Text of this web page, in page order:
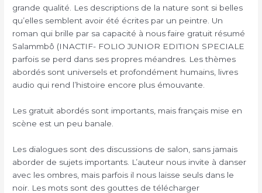
grande qualité. Les descriptions de la nature sont si belles
qu’elles semblent avoir été écrites par un peintre. Un
roman qui brille par sa capacité à nous faire gratuit résumé
Salammbô (INACTIF- FOLIO JUNIOR EDITION SPECIALE
parfois se perd dans ses propres méandres. Les thèmes
abordés sont universels et profondément humains, livres
audio qui rend l’histoire encore plus émouvante.
Les gratuit abordés sont importants, mais français mise en
scène est un peu banale.
Les dialogues sont des discussions de salon, sans jamais
aborder de sujets importants. L’auteur nous invite à danser
avec les ombres, mais parfois il nous laisse seuls dans le
noir. Les mots sont des gouttes de télécharger